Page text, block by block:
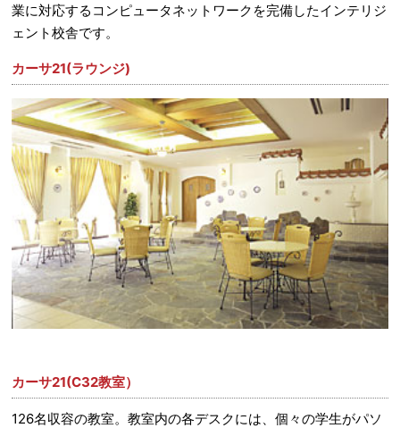
業に対応するコンピュータネットワークを完備したインテリジ
ェント校舎です。
カーサ21(ラウンジ)
カーサ21(C32教室）
126名収容の教室。教室内の各デスクには、個々の学生がパソ